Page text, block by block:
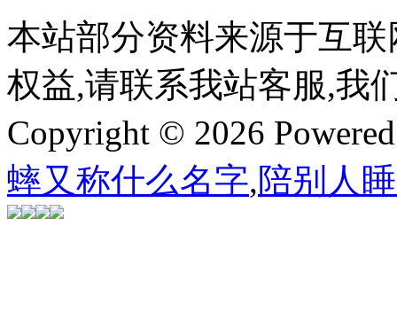
本站部分资料来源于互
权益,请联系我站客服,我
Copyright © 2026
蟀又称什么名字,陪别人